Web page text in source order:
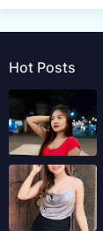
Hot Posts